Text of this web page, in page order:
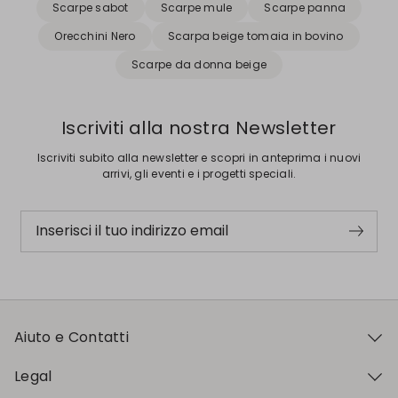
Scarpe sabot
Scarpe mule
Scarpe panna
Orecchini Nero
Scarpa beige tomaia in bovino
Scarpe da donna beige
Iscriviti alla nostra Newsletter
Iscriviti subito alla newsletter e scopri in anteprima i nuovi
arrivi, gli eventi e i progetti speciali.
Inserisci il tuo indirizzo email
Aiuto e Contatti
Legal